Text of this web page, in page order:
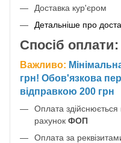
Доставка кур'єром
Детальніше про
Спосіб оплати:
Важливо:
грн! Обов'язкова
відправкою 200 грн
Оплата
рахунок ФОП
Оплата за